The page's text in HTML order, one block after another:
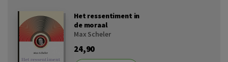
Het ressentiment in
de moraal
Max Scheler
24,90